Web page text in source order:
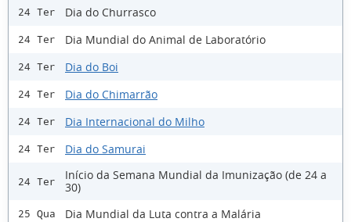
24 Ter Dia do Churrasco
24 Ter Dia Mundial do Animal de Laboratório
24 Ter Dia do Boi
24 Ter Dia do Chimarrão
24 Ter Dia Internacional do Milho
24 Ter Dia do Samurai
24 Ter
Início da Semana Mundial da Imunização (de 24 a
30)
25 Qua Dia Mundial da Luta contra a Malária